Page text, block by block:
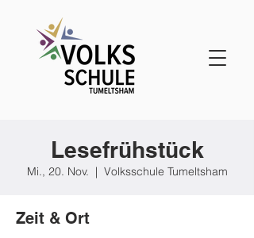
Lesefrühstück
Mi., 20. Nov.
  |
Volksschule Tumeltsham
Zeit & Ort